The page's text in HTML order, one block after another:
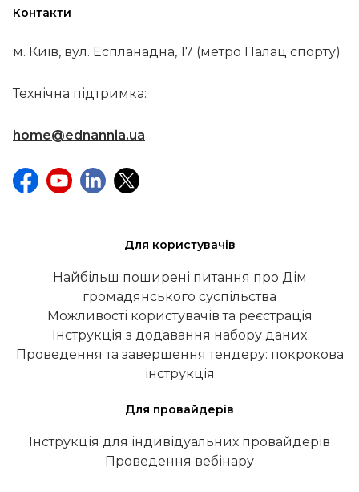
Контакти
м. Київ, вул. Еспланадна, 17 (метро Палац спорту)
Технічна підтримка:
home@ednannia.ua
Для користувачів
Найбільш поширені питання про Дім
громадянського суспільства
Можливості користувачів та реєстрація
Інструкція з додавання набору даних
Проведення та завершення тендеру: покрокова
інструкція
Для провайдерів
Інструкція для індивідуальних провайдерів
Проведення вебінару